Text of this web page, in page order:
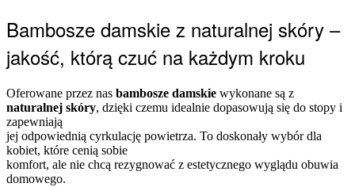
Bambosze damskie z naturalnej skóry –
jakość, którą czuć na każdym kroku
Oferowane przez nas bambosze damskie wykonane są z
naturalnej skóry, dzięki czemu idealnie dopasowują się do stopy i
zapewniają
jej odpowiednią cyrkulację powietrza. To doskonały wybór dla
kobiet, które cenią sobie
komfort, ale nie chcą rezygnować z estetycznego wyglądu obuwia
domowego.